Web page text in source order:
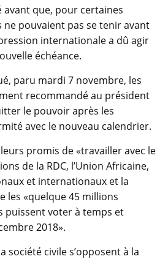
avant que, pour certaines
ne pouvaient pas se tenir avant
internationale a dû agir
échéance.
paru mardi 7 novembre, les
recommandé au président
le pouvoir après les
avec le nouveau calendrier.
promis de «travailler avec le
de la RDC, l’Union Africaine,
et internationaux et la
les «quelque 45 millions
puissent voter à temps et
2018».
société civile s’opposent à la